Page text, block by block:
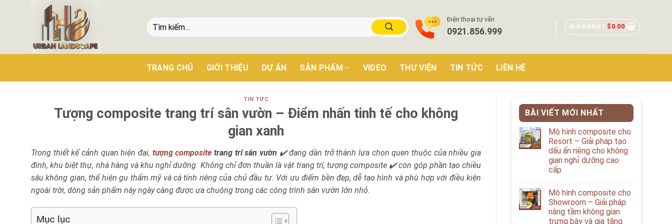
Điện thoại tư vấn
0921.856.999
GIỎ HÀNG / $ 0.00
TRANG CHỦ GIỚI THIỆU DỰ ÁN SẢN PHẨM VIDEO THƯ VIỆN TIN TỨC LIÊN HỆ
TIN TỨC
Tượng composite trang trí sân vườn – Điểm nhấn tinh tế cho không
gian xanh
Trong thiết kế cảnh quan hiện đại, tượng composite trang trí sân vườn ✔️ đang dần trở thành lựa chọn quen thuộc của nhiều gia
đình, khu biệt thự, nhà hàng và khu nghỉ dưỡng. Không chỉ đơn thuần là vật trang trí, tượng composite ✔️ còn góp phần tạo chiều
sâu không gian, thể hiện gu thẩm mỹ và cá tính riêng của chủ đầu tư. Với ưu điểm bền đẹp, dễ tạo hình và phù hợp với điều kiện
ngoài trời, dòng sản phẩm này ngày càng được ưa chuộng trong các công trình sân vườn lớn nhỏ.
Mục lục
BÀI VIẾT MỚI NHẤT
Mô hình composite cho
Resort – Giải pháp tạo
dấu ấn riêng cho không
gian nghỉ dưỡng cao
cấp
Mô hình composite cho
Showroom – Giải pháp
nâng tầm không gian
trưng bày và gia tăng